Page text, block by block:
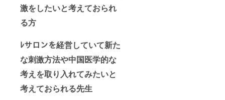
激をしたいと考えておられ
る方
ﾚサロンを経営していて新た
な刺激方法や中国医学的な
考えを取り入れてみたいと
考えておられる先生